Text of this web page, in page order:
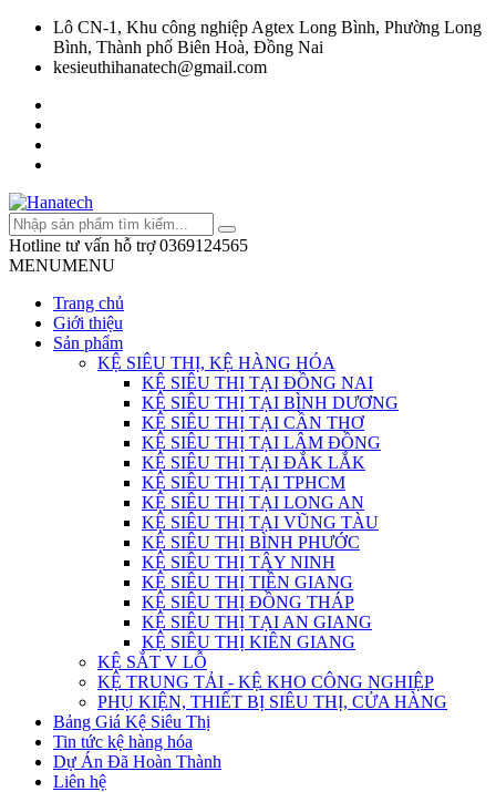
Lô CN-1, Khu công nghiệp Agtex Long Bình, Phường Long
Bình, Thành phố Biên Hoà, Đồng Nai
kesieuthihanatech@gmail.com
Hotline tư vấn hỗ trợ 0369124565
MENUMENU
Trang chủ
Giới thiệu
Sản phẩm
KỆ SIÊU THỊ, KỆ HÀNG HÓA
KỆ SIÊU THỊ TẠI ĐỒNG NAI
KỆ SIÊU THỊ TẠI BÌNH DƯƠNG
KỆ SIÊU THỊ TẠI CẦN THƠ
KỆ SIÊU THỊ TẠI LÂM ĐỒNG
KỆ SIÊU THỊ TẠI ĐẮK LẮK
KỆ SIÊU THỊ TẠI TPHCM
KỆ SIÊU THỊ TẠI LONG AN
KỆ SIÊU THỊ TẠI VŨNG TÀU
KỆ SIÊU THỊ BÌNH PHƯỚC
KỆ SIÊU THỊ TÂY NINH
KỆ SIÊU THỊ TIỀN GIANG
KỆ SIÊU THỊ ĐỒNG THÁP
KỆ SIÊU THỊ TẠI AN GIANG
KỆ SIÊU THỊ KIÊN GIANG
KỆ SẮT V LỖ
KỆ TRUNG TẢI - KỆ KHO CÔNG NGHIỆP
PHỤ KIỆN, THIẾT BỊ SIÊU THỊ, CỬA HÀNG
Bảng Giá Kệ Siêu Thị
Tin tức kệ hàng hóa
Dự Án Đã Hoàn Thành
Liên hệ